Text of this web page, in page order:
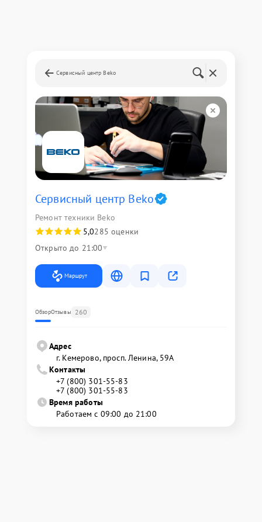
Сервисный центр Beko
Сервисный центр Beko
Ремонт техники Beko
5,0285 оценки
Открыто до 21:00
Маршрут
ОбзорОтзывы 260
Адрес
г. Кемерово, просп. Ленина, 59А
Контакты
+7 (800) 301-55-83
+7 (800) 301-55-83
Время работы
Работаем с 09:00 до 21:00